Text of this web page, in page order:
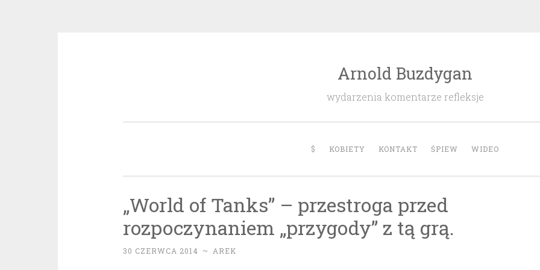
Arnold Buzdygan
wydarzenia komentarze refleksje
$ KOBIETY KONTAKT ŚPIEW WIDEO
„World of Tanks” – przestroga przed
rozpoczynaniem „przygody” z tą grą.
30 CZERWCA 2014 ~ AREK